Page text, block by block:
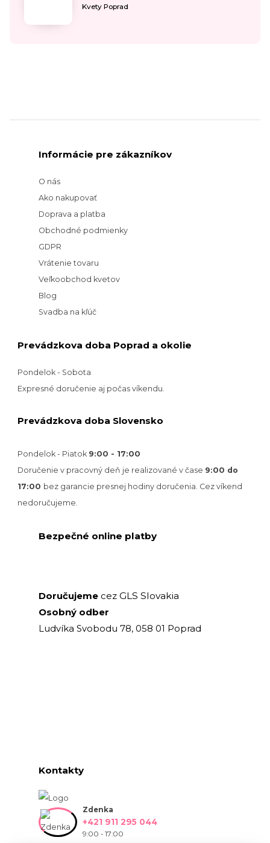
Kvety Poprad
Informácie pre zákazníkov
O nás
Ako nakupovať
Doprava a platba
Obchodné podmienky
GDPR
Vrátenie tovaru
Veľkoobchod kvetov
Blog
Svadba na kľúč
Prevádzkova doba Poprad a okolie
Pondelok - Sobota
Expresné doručenie aj počas víkendu.
Prevádzkova doba Slovensko
Pondelok - Piatok 9:00 - 17:00
Doručenie v pracovný deň je realizované v čase 9:00 do
17:00 bez garancie presnej hodiny doručenia. Cez víkend
nedoručujeme.
Bezpečné online platby
Doručujeme cez GLS Slovakia
Osobný odber
Ludvíka Svobodu 78, 058 01 Poprad
Kontakty
Zdenka
+421 911 295 044
9:00 - 17:00